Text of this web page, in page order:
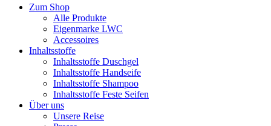
Zum Shop
Alle Produkte
Eigenmarke LWC
Accessoires
Inhaltsstoffe
Inhaltsstoffe Duschgel
Inhaltsstoffe Handseife
Inhaltsstoffe Shampoo
Inhaltsstoffe Feste Seifen
Über uns
Unsere Reise